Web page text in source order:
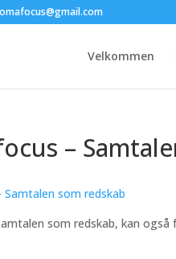
Velkommen
–
som redskab, kan